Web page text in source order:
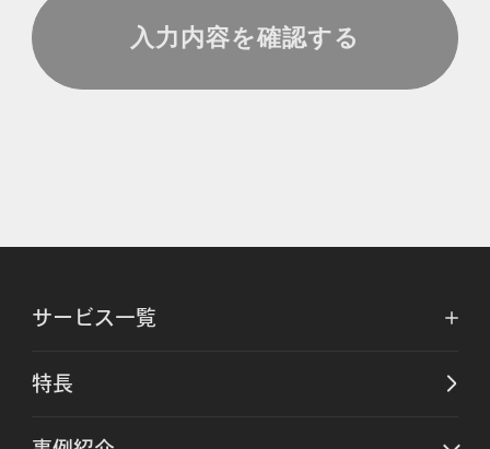
サービス一覧
特長